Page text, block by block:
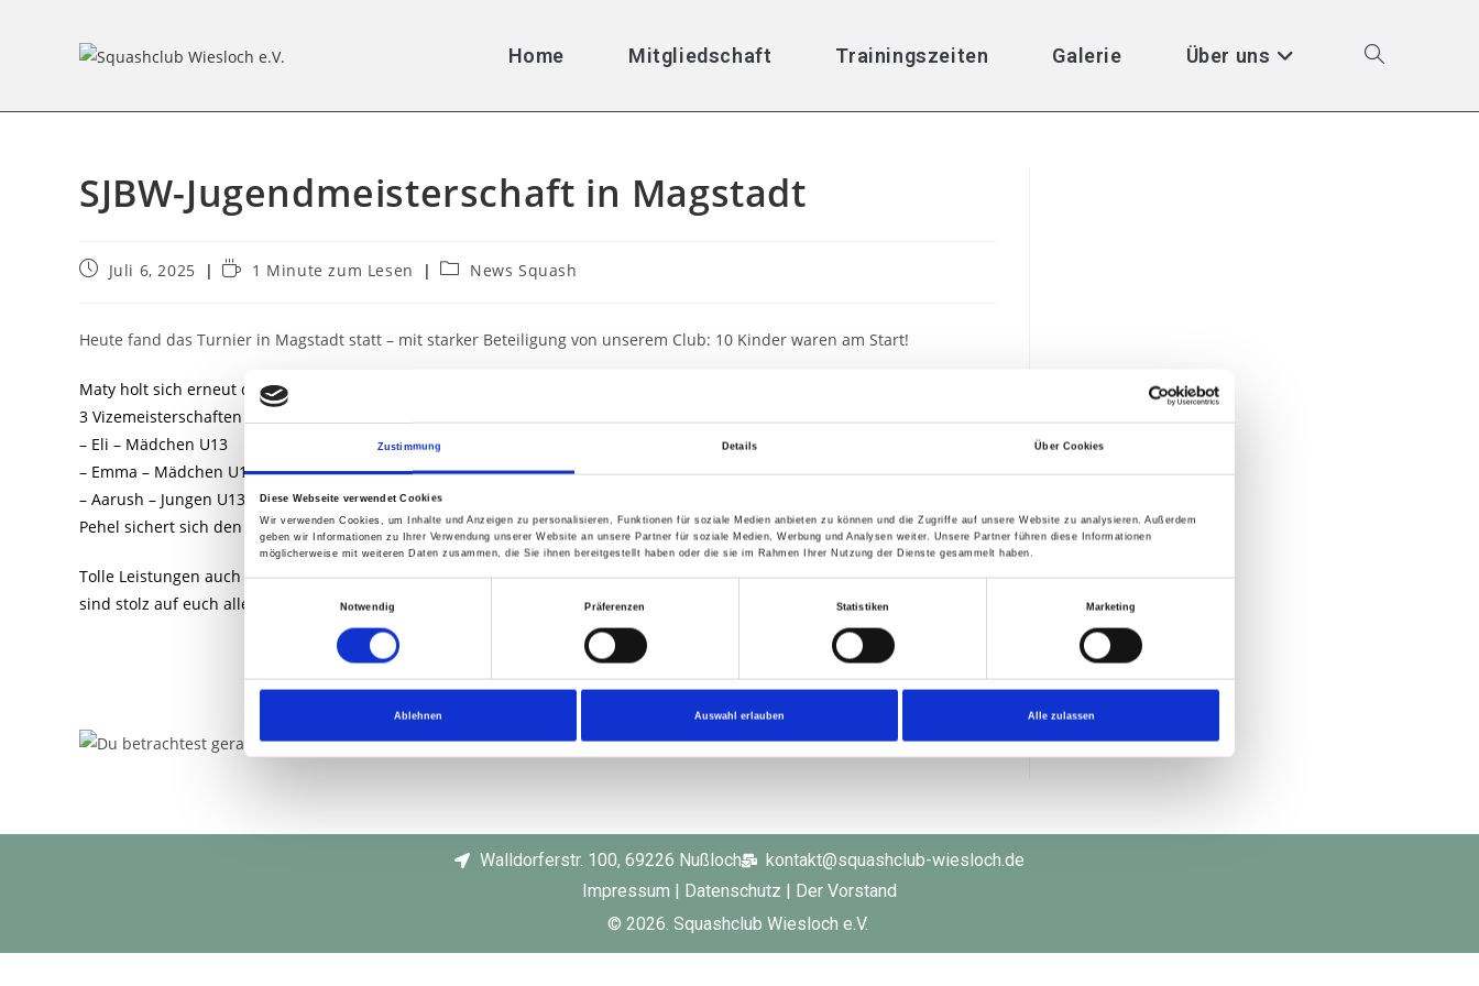
Zustimmung Details Über Cookies
Diese Webseite verwendet Cookies
Wir verwenden Cookies, um Inhalte und Anzeigen zu personalisieren, Funktionen für soziale Medien anbieten zu können und die Zugriffe auf unsere Website zu analysieren. Außerdem
geben wir Informationen zu Ihrer Verwendung unserer Website an unsere Partner für soziale Medien, Werbung und Analysen weiter. Unsere Partner führen diese Informationen
möglicherweise mit weiteren Daten zusammen, die Sie ihnen bereitgestellt haben oder die sie im Rahmen Ihrer Nutzung der Dienste gesammelt haben.
Notwendig Präferenzen Statistiken Marketing
Ablehnen Auswahl erlauben Alle zulassen
Home Mitgliedschaft Trainingszeiten Galerie Über uns
SJBW-Jugendmeisterschaft in Magstadt
Juli 6, 2025 1 Minute zum Lesen News Squash
Heute fand das Turnier in Magstadt statt – mit starker Beteiligung von unserem Club: 10 Kinder waren am Start!
Maty holt sich erneut den Titel in U15 und verteidigt damit seinen Vorjahressieg!
3 Vizemeisterschaften für uns:
– Eli – Mädchen U13
– Emma – Mädchen U15
– Aarush – Jungen U13
Pehel sichert sich den 3. Platz in U13!
Tolle Leistungen auch von Luca (4. in U13), Radu (4. in U15), Advaith (6. in U13), Rian (6. in U15) und Daniel (7. in U13) – wir
sind stolz auf euch alle!
Walldorferstr. 100, 69226 Nußloch
kontakt@squashclub-wiesloch.de
Impressum | Datenschutz | Der Vorstand
© 2026. Squashclub Wiesloch e.V.